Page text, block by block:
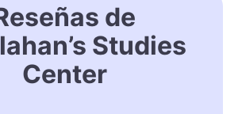
de
Studies
Center